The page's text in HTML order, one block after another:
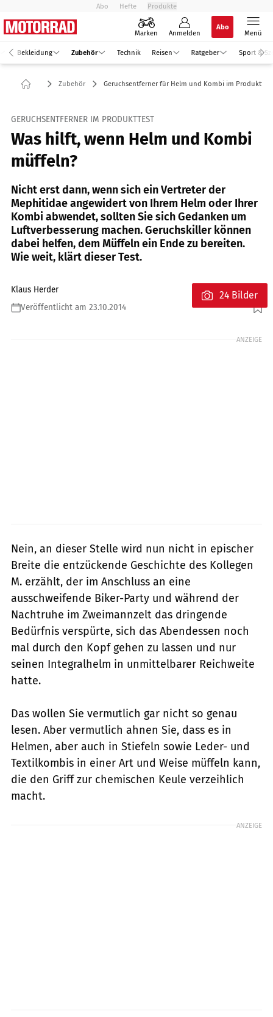
Abo Hefte Produkte
Marken Anmelden
Abo
Menü
Bekleidung Zubehör Technik Reisen Ratgeber Sport &
Zubehör Geruchsentferner für Helm und Kombi im Produkttest
GERUCHSENTFERNER IM PRODUKTTEST
Was hilft, wenn Helm und Kombi
müffeln?
Nicht erst dann, wenn sich ein Vertreter der
Mephitidae angewidert von Ihrem Helm oder Ihrer
Kombi abwendet, sollten Sie sich Gedanken um
Luftverbesserung machen. Geruchskiller können
dabei helfen, dem Müffeln ein Ende zu bereiten.
Wie weit, klärt dieser Test.
Klaus Herder
Veröffentlicht am 23.10.2014
Foto: Eisele
24 Bilder
ANZEIGE
Nein, an dieser Stelle wird nun nicht in epischer
Breite die entzückende Geschichte des Kollegen
M. erzählt, der im Anschluss an eine
ausschweifende Biker-Party und während der
Nachtruhe im Zweimannzelt das dringende
Bedürfnis verspürte, sich das Abendessen noch
mal durch den Kopf gehen zu lassen und nur
seinen Integralhelm in unmittelbarer Reichweite
hatte.
Das wollen Sie vermutlich gar nicht so genau
lesen. Aber vermutlich ahnen Sie, dass es in
Helmen, aber auch in Stiefeln sowie Leder- und
Textilkombis in einer Art und Weise müffeln kann,
die den Griff zur chemischen Keule verzeihlich
macht.
ANZEIGE